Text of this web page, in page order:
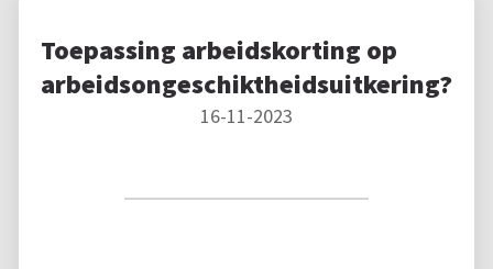
Toepassing arbeidskorting op
arbeidsongeschiktheidsuitkering?
16-11-2023